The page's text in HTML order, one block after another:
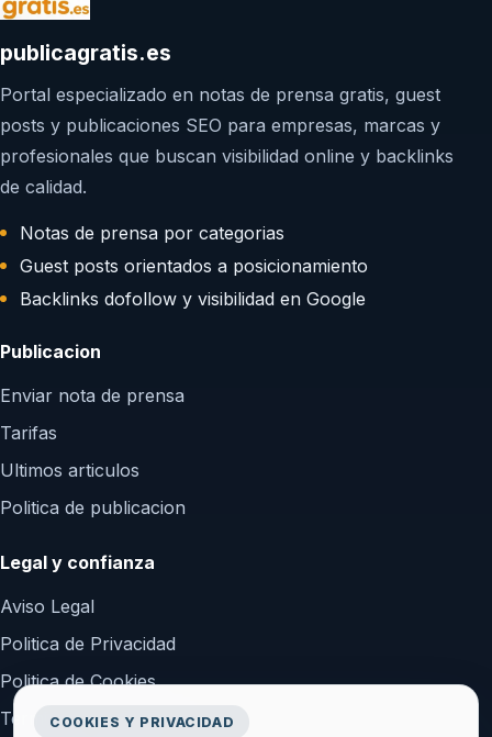
publicagratis.es
Portal especializado en notas de prensa gratis, guest
posts y publicaciones SEO para empresas, marcas y
profesionales que buscan visibilidad online y backlinks
de calidad.
Notas de prensa por categorias
Guest posts orientados a posicionamiento
Backlinks dofollow y visibilidad en Google
Publicacion
Enviar nota de prensa
Tarifas
Ultimos articulos
Politica de publicacion
Legal y confianza
Aviso Legal
Politica de Privacidad
Politica de Cookies
Terminos y Condiciones
COOKIES Y PRIVACIDAD